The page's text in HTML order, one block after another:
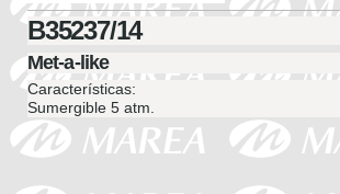
B35237/14
Met-a-like
Características:
Sumergible 5 atm.